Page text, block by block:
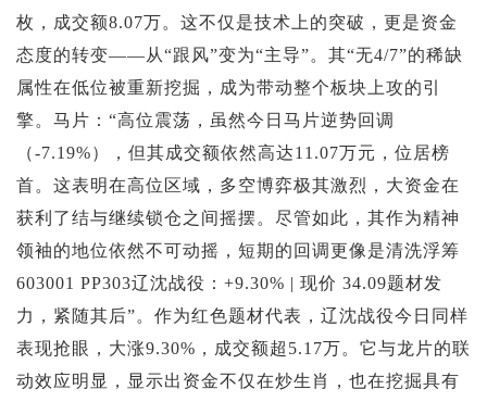
枚，成交额8.07万。这不仅是技术上的突破，更是资金
态度的转变——从“跟风”变为“主导”。其“无4/7”的稀缺
属性在低位被重新挖掘，成为带动整个板块上攻的引
擎。马片：“高位震荡，虽然今日马片逆势回调
（-7.19%），但其成交额依然高达11.07万元，位居榜
首。这表明在高位区域，多空博弈极其激烈，大资金在
获利了结与继续锁仓之间摇摆。尽管如此，其作为精神
领袖的地位依然不可动摇，短期的回调更像是清洗浮筹
603001 PP303辽沈战役：+9.30% | 现价 34.09题材发
力，紧随其后”。作为红色题材代表，辽沈战役今日同样
表现抢眼，大涨9.30%，成交额超5.17万。它与龙片的联
动效应明显，显示出资金不仅在炒生肖，也在挖掘具有